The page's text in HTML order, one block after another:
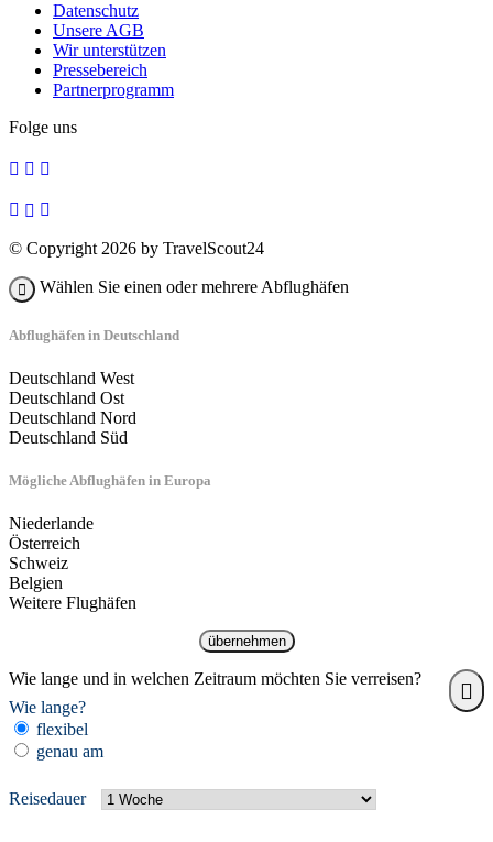
Datenschutz
Unsere AGB
Wir unterstützen
Pressebereich
Partnerprogramm
Folge uns
© Copyright 2026 by TravelScout24
Wählen Sie einen oder mehrere Abflughäfen
Abflughäfen in Deutschland
Deutschland West
Deutschland Ost
Deutschland Nord
Deutschland Süd
Mögliche Abflughäfen in Europa
Niederlande
Österreich
Schweiz
Belgien
Weitere Flughäfen
übernehmen
Wie lange und in welchen Zeitraum möchten Sie verreisen?
Wie lange?
flexibel
genau am
Reisedauer